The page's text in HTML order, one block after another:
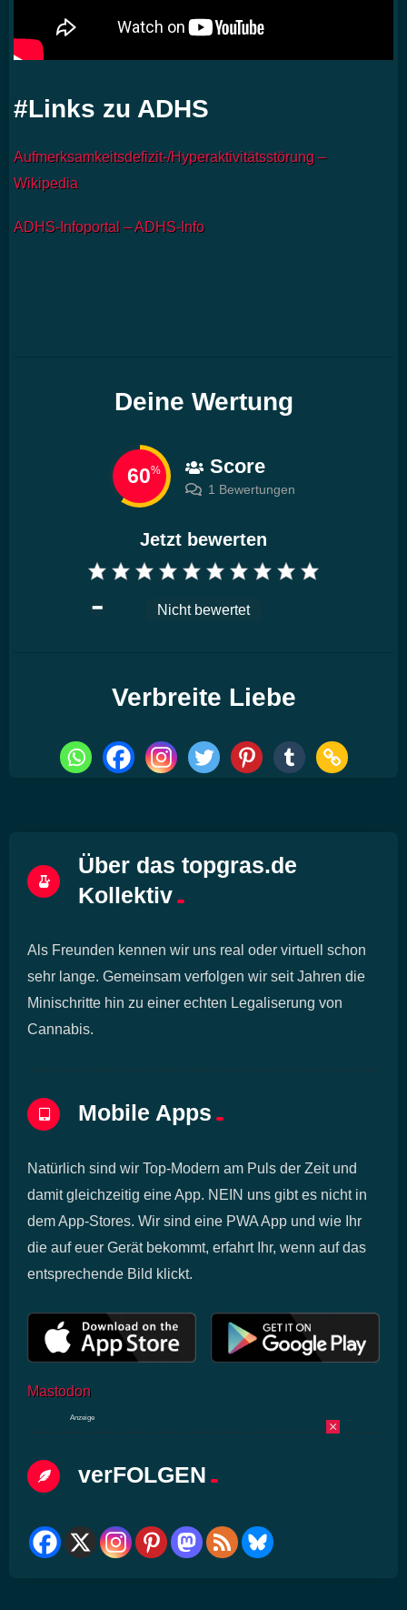
#Links zu ADHS
Aufmerksamkeitsdefizit-/Hyperaktivitätsstörung –
Wikipedia
ADHS-Infoportal – ADHS-Info
Deine Wertung
60% Score
1 Bewertungen
Jetzt bewerten
Nicht bewertet
Verbreite Liebe
Über das topgras.de
Kollektiv
Als Freunden kennen wir uns real oder virtuell schon
sehr lange. Gemeinsam verfolgen wir seit Jahren die
Minischritte hin zu einer echten Legaliserung von
Cannabis.
Mobile Apps
Natürlich sind wir Top-Modern am Puls der Zeit und
damit gleichzeitig eine App. NEIN uns gibt es nicht in
dem App-Stores. Wir sind eine PWA App und wie Ihr
die auf euer Gerät bekommt, erfahrt Ihr, wenn auf das
entsprechende Bild klickt.
Mastodon
verFOLGEN
Anzeige
×